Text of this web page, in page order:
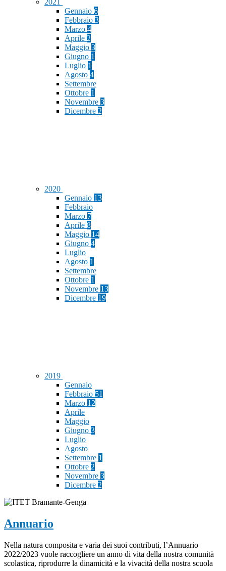
2021
Gennaio 6
Febbraio 3
Marzo 4
Aprile 2
Maggio 3
Giugno 1
Luglio 1
Agosto 4
Settembre
Ottobre 1
Novembre 3
Dicembre 2
2020
Gennaio 13
Febbraio
Marzo 7
Aprile 8
Maggio 14
Giugno 4
Luglio
Agosto 1
Settembre
Ottobre 1
Novembre 13
Dicembre 19
2019
Gennaio
Febbraio 51
Marzo 12
Aprile
Maggio
Giugno 3
Luglio
Agosto
Settembre 1
Ottobre 2
Novembre 3
Dicembre 2
Annuario
Nella natura composita e varia dei suoi contributi, l’Annuario
2022/2023 vuole raccogliere un anno di vita della nostra comunità
scolastica, riprodurre la dinamicità e la vivacità della nostra scuola